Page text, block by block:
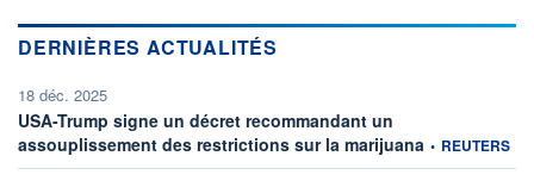
DERNIÈRES ACTUALITÉS
18 déc. 2025
USA-Trump signe un décret recommandant un
assouplissement des restrictions sur la marijuana information
• REUTERS